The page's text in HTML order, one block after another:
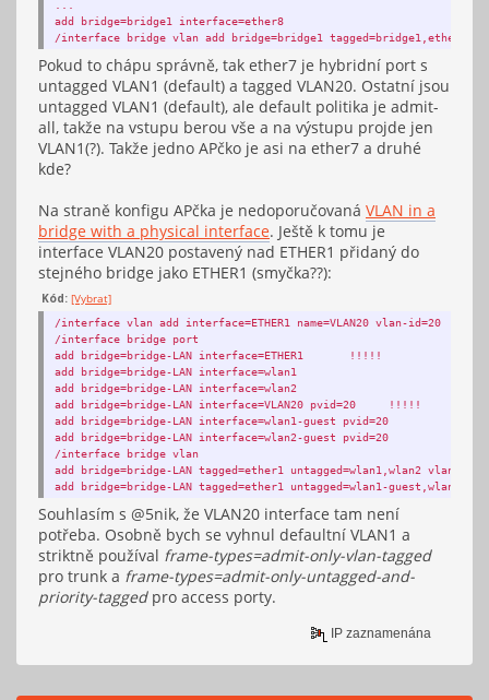
add address=1.sk.pool.ntp.org
/system routerboard settings
set enter-setup-on=delete-key
set enabled=no
/tool mac-server
set allowed-interface-list=LAN
/tool mac-server mac-winbox
set allowed-interface-list=LAN
add bridge=bridge1 interface=ether8
/interface bridge vlan add bridge=bridge1 tagged=bridge1,ether7
Pokud to chápu správně, tak ether7 je hybridní port s
untagged VLAN1 (default) a tagged VLAN20. Ostatní jsou
untagged VLAN1 (default), ale default politika je admit-
all, takže na vstupu berou vše a na výstupu projde jen
VLAN1(?). Takže jedno APčko je asi na ether7 a druhé
kde?
Na straně konfigu APčka je nedoporučovaná VLAN in a
bridge with a physical interface. Ještě k tomu je
interface VLAN20 postavený nad ETHER1 přidaný do
stejného bridge jako ETHER1 (smyčka??):
Kód: [Vybrat]
/interface vlan add interface=ETHER1 name=VLAN20 vlan-
/interface bridge port
add bridge=bridge-LAN interface=ETHER1 !!!!!
add bridge=bridge-LAN interface=wlan1
add bridge=bridge-LAN interface=wlan2
add bridge=bridge-LAN interface=VLAN20 pvid=20 !!!!!
add bridge=bridge-LAN interface=wlan1-guest pvid=20
add bridge=bridge-LAN interface=wlan2-guest pvid=20
/interface bridge vlan
add bridge=bridge-LAN tagged=ether1 untagged=wlan1,wlan2 vlan-
add bridge=bridge-LAN tagged=ether1 untagged=wlan1-guest,wlan2-
Souhlasím s @5nik, že VLAN20 interface tam není
potřeba. Osobně bych se vyhnul defaultní VLAN1 a
striktně používal frame-types=admit-only-vlan-tagged
pro trunk a frame-types=admit-only-untagged-and-
priority-taggedpro access porty.
IP zaznamenána